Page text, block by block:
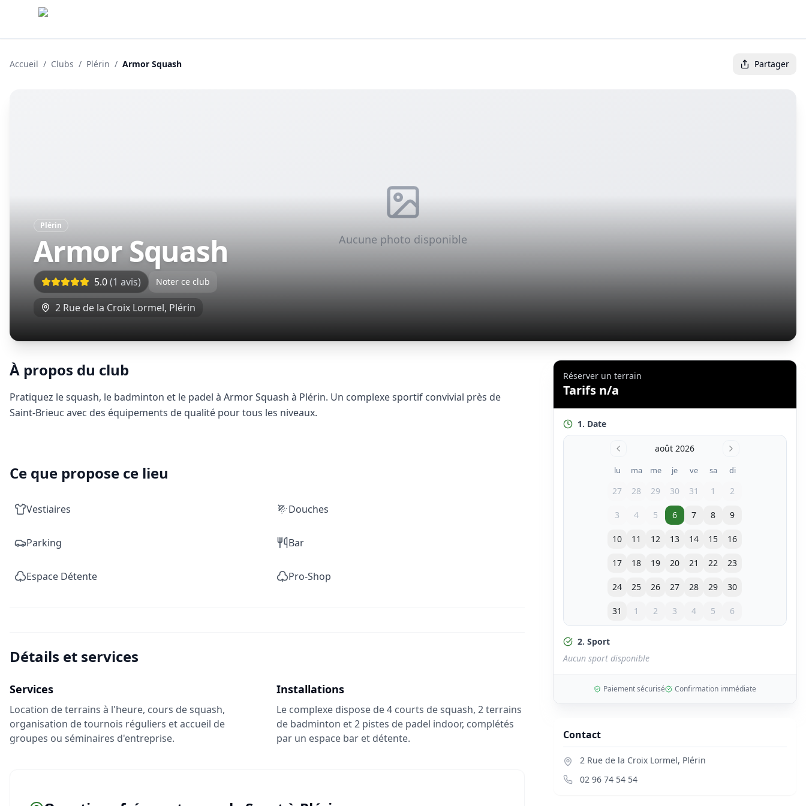
Accueil / Clubs / Plérin / Armor Squash Partager
Aucune photo disponible
Plérin
Armor Squash
5.0(1 avis) Noter ce club
2 Rue de la Croix Lormel, Plérin
À propos du club
Pratiquez le squash, le badminton et le padel à Armor Squash à Plérin. Un complexe sportif convivial près de
Saint-Brieuc avec des équipements de qualité pour tous les niveaux.
Ce que propose ce lieu
Vestiaires Douches
Parking Bar
Espace Détente Pro-Shop
Détails et services
Services
Location de terrains à l'heure, cours de squash,
organisation de tournois réguliers et accueil de
groupes ou séminaires d'entreprise.
Installations
Le complexe dispose de 4 courts de squash, 2 terrains
de badminton et 2 pistes de padel indoor, complétés
par un espace bar et détente.
Réserver un terrain
Tarifs n/a
1. Date
août 2026
lu ma me je ve sa di
27 28 29 30 31 1 2
3 4 5 6 7 8 9
10 11 12 13 14 15 16
17 18 19 20 21 22 23
24 25 26 27 28 29 30
31 1 2 3 4 5 6
2. Sport
Aucun sport disponible
Paiement sécurisé Confirmation immédiate
Contact
2 Rue de la Croix Lormel, Plérin
02 96 74 54 54